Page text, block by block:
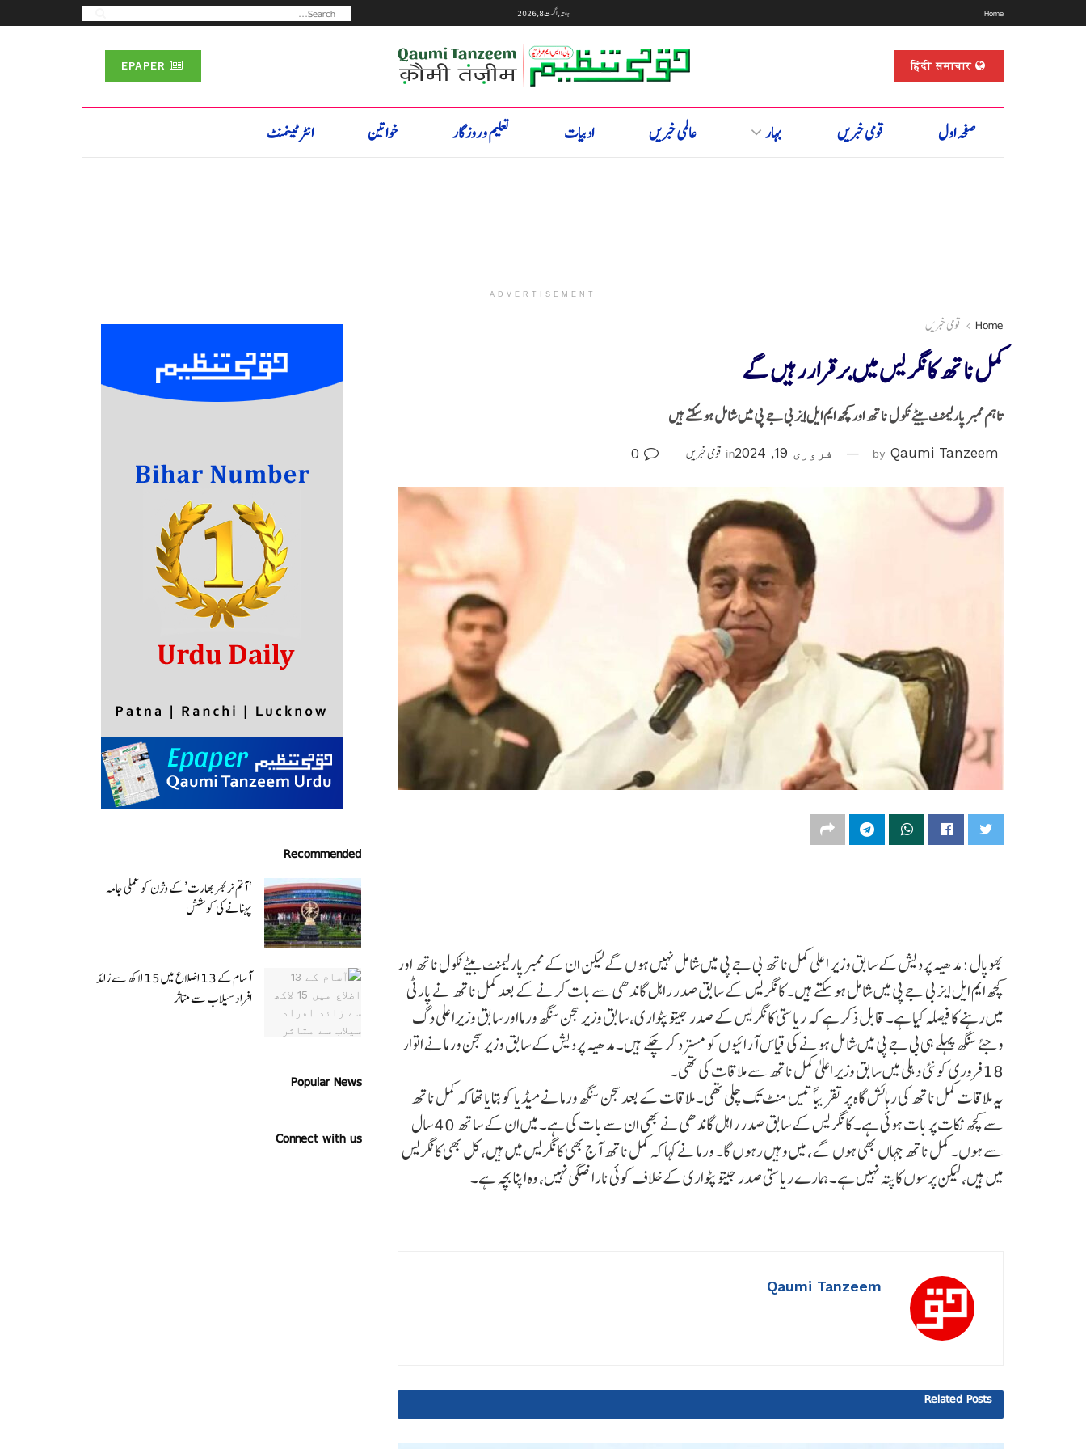
Home ہفتہ, اگست 8, 2026
हिंदी समाचार
صفحہ اول قومی خبریں بہار عالمی خبریں ادبیات تعلیم و روزگار خواتین انٹرٹینمنٹ
ADVERTISEMENT
Home قومی خبریں
کمل ناتھ کانگریس میں برقراررہیں گے
تاہم ممبر پارلیمنٹ بیٹے نکول ناتھ اور کچھ ایم ایل ایز بی جے پی میں شامل ہو سکتے ہیں
by Qaumi Tanzeem فروری 19, 2024 in قومی خبریں
بھوپال : مدھیہ پردیش کے سابق وزیر اعلی کمل ناتھ بی جے پی میں شامل نہیں ہوں گےلیکن ان کے ممبر پارلیمنٹ بیٹے نکول ناتھ اور
کچھ ایم ایل ایز بی جے پی میں شامل ہو سکتے ہیں۔ کانگریس کے سابق صدر راہل گاندھی سے بات کرنے کے بعد کمل ناتھ نے پارٹی
میں رہنے کا فیصلہ کیا ہے۔ قابل ذکر ہے کہ ریاستی کانگریس کے صدر جیتو پٹواری، سابق وزیر سجن سنگھ ورما اور سابق وزیراعلی دگ
وجئے سنگھ پہلے ہی بی جے پی میں شامل ہونے کی قیاس آرائیوں کو مسترد کر چکے ہیں۔ مدھیہ پردیش کے سابق وزیر سجن ورما نے اتوار
18 فروری کو نئی دہلی میں سابق وزیر اعلیٰ کمل ناتھ سے ملاقات کی تھی۔
یہ ملاقات کمل ناتھ کی رہائش گاہ پر تقریباً تیس منٹ تک چلی تھی۔ ملاقات کے بعد سجن سنگھ ورما نے میڈیا کو بتایا تھا کہ کمل ناتھ
سے کچھ نکات پر بات ہوئی ہے۔ کانگریس کے سابق صدر راہل گاندھی نے بھی ان سے بات کی ہے۔ میں ان کے ساتھ 40 سال
سے ہوں۔ کمل ناتھ جہاں بھی ہوں گے، میں وہیں رہوں گا۔ ورما نے کہا کہ کمل ناتھ آج بھی کانگریس میں ہیں، کل بھی کانگریس
میں ہیں، لیکن پرسوں کا پتہ نہیں ہے۔ ہمارے ریاستی صدر جیتو پٹواری کے خلاف کوئی ناراضگی نہیں، وہ اپنا بچہ ہے۔
Qaumi Tanzeem
Related Posts
Recommended
‘ آتم نربھر بھارت’ کے وژن کو عملی جامہ
پہنانے کی کوشش
آسام کے 13 اضلاع میں 15 لاکھ سے زائد
افراد سیلاب سے متاثر
Popular News
Connect with us